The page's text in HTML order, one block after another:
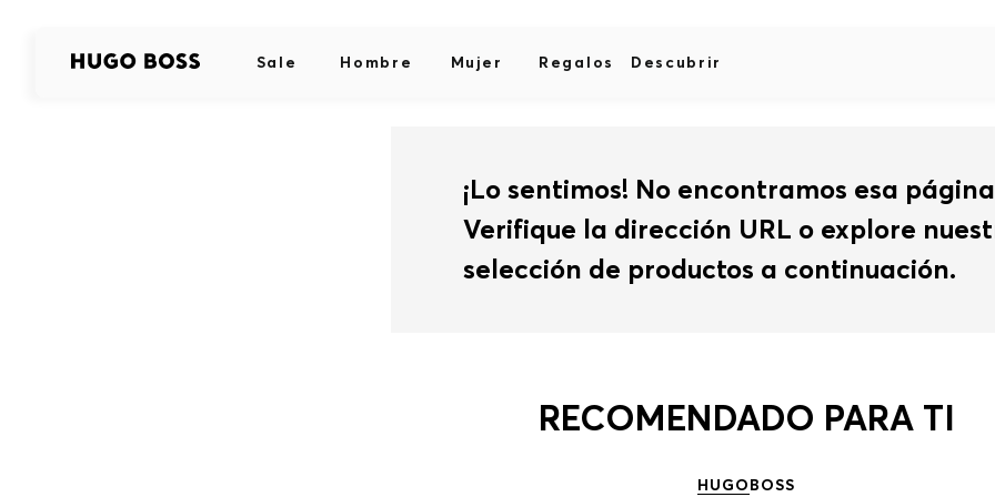
Sale Hombre Mujer Regalos Descubrir
¡Lo sentimos! No encontramos esa
Verifique la dirección URL o explore
selección de productos a continuación.
RECOMENDADO PARA TI
HUGOBOSS